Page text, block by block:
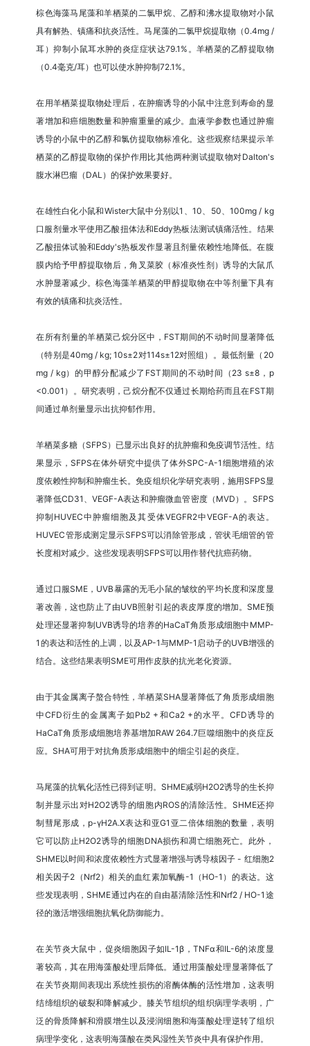
棕色海藻马尾藻和羊栖菜的二氯甲烷、乙醇和沸水提取物对小鼠
具有解热、镇痛和抗炎活性。马尾藻的二氯甲烷提取物（0.4mg /
耳）抑制小鼠耳水肿的炎症症状达79.1%。羊栖菜的乙醇提取物
（0.4毫克/耳）也可以使水肿抑制72.1%。
在用羊栖菜提取物处理后，在肿瘤诱导的小鼠中注意到寿命的显
著增加和癌细胞数量和肿瘤重量的减少。血液学参数也通过肿瘤
诱导的小鼠中的乙醇和氯仿提取物标准化。这些观察结果提示羊
栖菜的乙醇提取物的保护作用比其他两种测试提取物对Dalton's
腹水淋巴瘤（DAL）的保护效果要好。
在雄性白化小鼠和Wister大鼠中分别以1、10、50、100mg / kg
口服剂量水平使用乙酸扭体法和Eddy热板法测试镇痛活性。结果
乙酸扭体试验和Eddy's热板发作显著且剂量依赖性地降低。在腹
膜内给予甲醇提取物后，角叉菜胶（标准炎性剂）诱导的大鼠爪
水肿显著减少。棕色海藻羊栖菜的甲醇提取物在中等剂量下具有
有效的镇痛和抗炎活性。
在所有剂量的羊栖菜己烷分区中，FST期间的不动时间显著降低
（特别是40mg / kg; 10s±2对114s±12对照组）。最低剂量（20
mg / kg）的甲醇分配减少了FST期间的不动时间（23 s±8，p
<0.001）。研究表明，己烷分配不仅通过长期给药而且在FST期
间通过单剂量显示出抗抑郁作用。
羊栖菜多糖（SFPS）已显示出良好的抗肿瘤和免疫调节活性。结
果显示，SFPS在体外研究中提供了体外SPC-A-1细胞增殖的浓
度依赖性抑制和肿瘤生长。免疫组织化学研究表明，施用SFPS显
著降低CD31、VEGF-A表达和肿瘤微血管密度（MVD）。SFPS
抑制HUVEC中肿瘤细胞及其受体VEGFR2中VEGF-A的表达。
HUVEC管形成测定显示SFPS可以消除管形成，管状毛细管的管
长度相对减少。这些发现表明SFPS可以用作替代抗癌药物。
通过口服SME，UVB暴露的无毛小鼠的皱纹的平均长度和深度显
著改善，这也防止了由UVB照射引起的表皮厚度的增加。SME预
处理还显著抑制UVB诱导的培养的HaCaT角质形成细胞中MMP-
1的表达和活性的上调，以及AP-1与MMP-1启动子的UVB增强的
结合。这些结果表明SME可用作皮肤的抗光老化资源。
由于其金属离子螯合特性，羊栖菜SHA显著降低了角质形成细胞
中CFD衍生的金属离子如Pb2 +和Ca2 +的水平。CFD诱导的
HaCaT角质形成细胞培养基增加RAW 264.7巨噬细胞中的炎症反
应。SHA可用于对抗角质形成细胞中的细尘引起的炎症。
马尾藻的抗氧化活性已得到证明。SHME减弱H2O2诱导的生长抑
制并显示出对H2O2诱导的细胞内ROS的清除活性。SHME还抑
制彗尾形成，p-γH2A.X表达和亚G1亚二倍体细胞的数量，表明
它可以防止H2O2诱导的细胞DNA损伤和凋亡细胞死亡。此外，
SHME以时间和浓度依赖性方式显著增强与诱导核因子 - 红细胞2
相关因子2（Nrf2）相关的血红素加氧酶-1（HO-1）的表达。这
些发现表明，SHME通过内在的自由基清除活性和Nrf2 / HO-1途
径的激活增强细胞抗氧化防御能力。
在关节炎大鼠中，促炎细胞因子如IL-1β，TNFα和IL-6的浓度显
著较高，其在用海藻酸处理后降低。通过用藻酸处理显著降低了
在关节炎期间表现出系统性损伤的溶酶体酶的活性增加，这表明
结缔组织的破裂和降解减少。膝关节组织的组织病理学表明，广
泛的骨质降解和滑膜增生以及浸润细胞和海藻酸处理逆转了组织
病理学变化，这表明海藻酸在类风湿性关节炎中具有保护作用。